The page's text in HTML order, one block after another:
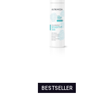
BESTSELLER